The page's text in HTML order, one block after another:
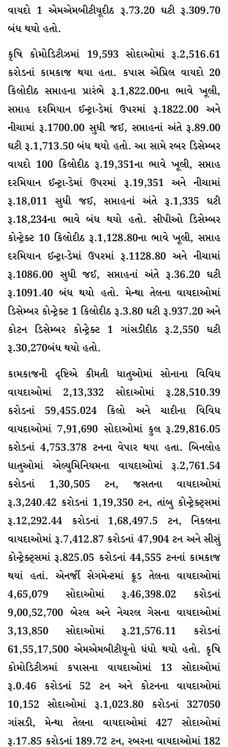
વાયદો 1 એમએમબીટીયૂદીઠ રૂ.73.20 ઘટી રૂ.309.70
બંધ થયો હતો.
કૃષિ કોમોડિટીઝમાં 19,593 સોદાઓમાં રૂ.2,516.61
કરોડનાં કામકાજ થયા હતા. કપાસ એપ્રિલ વાયદો 20
કિલોદીઠ સપ્તાહના પ્રારંભે રૂ.1,822.00ના ભાવે ખૂલી,
સપ્તાહ દરમિયાન ઈન્ટ્રા-ડેમાં ઉપરમાં રૂ.1822.00 અને
નીચામાં રૂ.1700.00 સુધી જઈ, સપ્તાહનાં અંતે રૂ.89.00
ઘટી રૂ.1,713.50 બંધ થયો હતો. આ સામે રબર ડિસેમ્બર
વાયદો 100 કિલોદીઠ રૂ.19,351ના ભાવે ખૂલી, સપ્તાહ
દરમિયાન ઈન્ટ્રા-ડેમાં ઉપરમાં રૂ.19,351 અને નીચામાં
રૂ.18,011 સુધી જઈ, સપ્તાહનાં અંતે રૂ.1,335 ઘટી
રૂ.18,234ના ભાવે બંધ થયો હતો. સીપીઓ ડિસેમ્બર
કોન્ટ્રેક્ટ 10 કિલોદીઠ રૂ.1,128.80ના ભાવે ખૂલી, સપ્તાહ
દરમિયાન ઈન્ટ્રા-ડેમાં ઉપરમાં રૂ.1128.80 અને નીચામાં
રૂ.1086.00 સુધી જઈ, સપ્તાહનાં અંતે રૂ.36.20 ઘટી
રૂ.1091.40 બંધ થયો હતો. મેન્થા તેલના વાયદાઓમાં
ડિસેમ્બર કોન્ટ્રેક્ટ 1 કિલોદીઠ રૂ.3.80 ઘટી રૂ.937.20 અને
કોટન ડિસેમ્બર કોન્ટ્રેક્ટ 1 ગાંસડીદીઠ રૂ.2,550 ઘટી
રૂ.30,270બંધ થયો હતો.
કામકાજની દૃષ્ટિએ કીમતી ધાતુઓમાં સોનાના વિવિધ
વાયદાઓમાં 2,13,332 સોદાઓમાં રૂ.28,510.39
કરોડનાં 59,455.024 કિલો અને ચાદીના વિવિધ
વાયદાઓમાં 7,91,690 સોદાઓમાં કુલ રૂ.29,816.05
કરોડનાં 4,753.378 ટનના વેપાર થયા હતા. બિનલોહ
ધાતુઓમાં એલ્યુમિનિયમના વાયદાઓમાં રૂ.2,761.54
કરોડનાં 1,30,505 ટન, જસતના વાયદાઓમાં
રૂ.3,240.42 કરોડનાં 1,19,350 ટન, તાંબુ કોન્ટ્રેક્ટ્સમાં
રૂ.12,292.44 કરોડનાં 1,68,497.5 ટન, નિકલના
વાયદાઓમાં રૂ.7,412.87 કરોડનાં 47,904 ટન અને સીસું
કોન્ટ્રેક્ટ્સમાં રૂ.825.05 કરોડનાં 44,555 ટનનાં કામકાજ
થયાં હતાં. એનર્જી સેગમેન્ટમાં ક્રૂડ તેલના વાયદાઓમાં
4,65,079 સોદાઓમાં રૂ.46,398.02 કરોડનાં
9,00,52,700 બેરલ અને નેચરલ ગેસના વાયદાઓમાં
3,13,850 સોદાઓમાં રૂ.21,576.11 કરોડનાં
61,55,17,500 એમએમબીટીયૂનો ધંધો થયો હતો. કૃષિ
કોમોડિટીઝમાં કપાસના વાયદાઓમાં 13 સોદાઓમાં
રૂ.0.46 કરોડનાં 52 ટન અને કોટનના વાયદાઓમાં
10,152 સોદાઓમાં રૂ.1,023.80 કરોડનાં 327050
ગાંસડી, મેન્થા તેલના વાયદાઓમાં 427 સોદાઓમાં
રૂ.17.85 કરોડનાં 189.72 ટન, રબરના વાયદાઓમાં 182